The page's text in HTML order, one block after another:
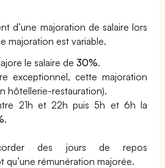
d’une majoration de salaire lors
majoration est variable.
le salaire de 30%.
exceptionnel, cette majoration
hôtellerie-restauration).
21h et 22h puis 5h et 6h la
.
des jours de repos
qu’une rémunération majorée.